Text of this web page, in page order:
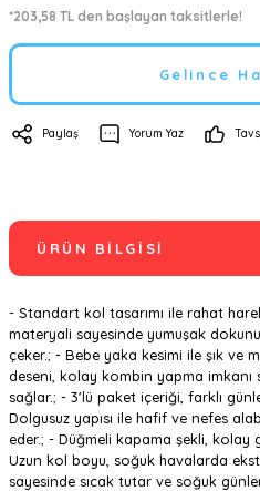
*203,58 TL den başlayan taksitlerle!
Gelince
Paylaş Yorum Yaz
ÜRÜN BILGISI
- Standart kol tasarımı ile rahat
materyali sayesinde yumuşak
çeker.; - Bebe yaka kesimi ile şık ve
deseni, kolay kombin yapma imkanı
sağlar.; - 3'lü paket içeriği, farklı
Dolgusuz yapısı ile hafif ve nefes
eder.; - Düğmeli kapama şekli, kolay
Uzun kol boyu, soğuk havalarda
sayesinde sıcak tutar ve soğuk